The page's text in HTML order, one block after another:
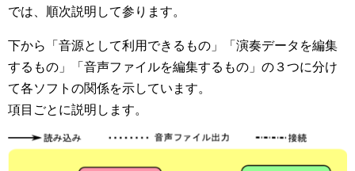
では、順次説明して参ります。
下から「音源として利用できるもの」「演奏データを編集
するもの」「音声ファイルを編集するもの」の３つに分け
て各ソフトの関係を示しています。
項目ごとに説明します。